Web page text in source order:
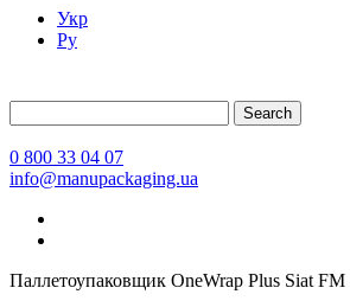
Укр
Ру
Search
0 800 33 04 07
info@manupackaging.ua
Паллетоупаковщик OneWrap Plus Siat FM